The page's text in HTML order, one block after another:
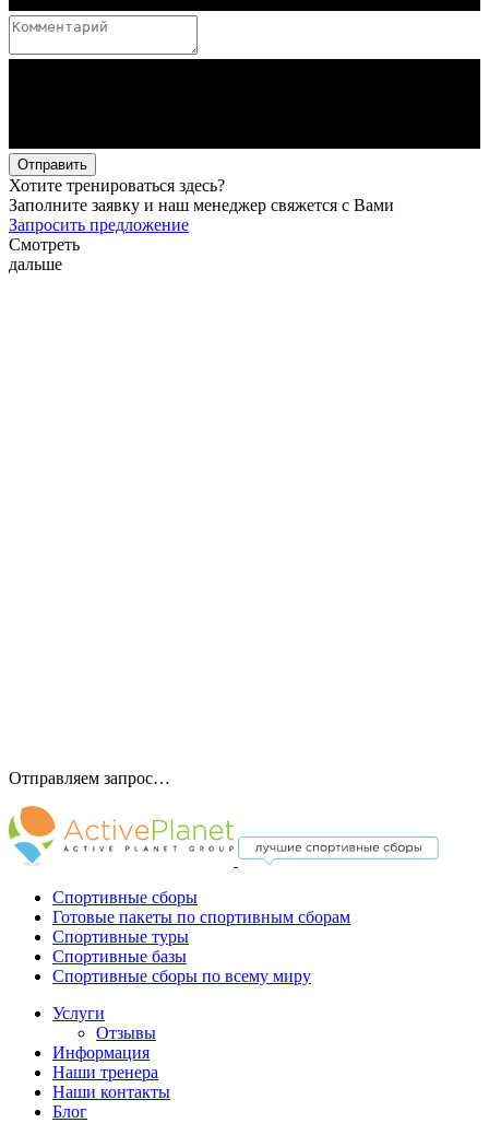
Отправить
Хотите тренироваться здесь?
Заполните заявку и наш менеджер свяжется с Вами
Запросить предложение
Смотреть
дальше
Отправляем запрос…
Спортивные сборы
Готовые пакеты по спортивным сборам
Спортивные туры
Спортивные базы
Спортивные сборы по всему миру
Услуги
Отзывы
Информация
Наши тренера
Наши контакты
Блог